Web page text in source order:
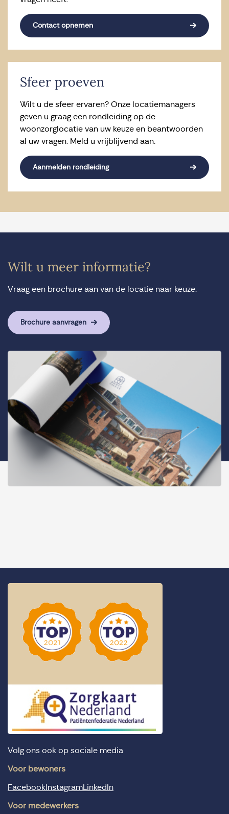
Contact opnemen
Sfeer proeven
Wilt u de sfeer ervaren? Onze locatiemanagers
geven u graag een rondleiding op de
woonzorglocatie van uw keuze en beantwoorden
al uw vragen. Meld u vrijblijvend aan.
Aanmelden rondleiding
Wilt u meer informatie?
Vraag een brochure aan van de locatie naar keuze.
Brochure aanvragen
Volg ons ook op sociale media
Voor bewoners
FacebookInstagramLinkedIn
Voor medewerkers